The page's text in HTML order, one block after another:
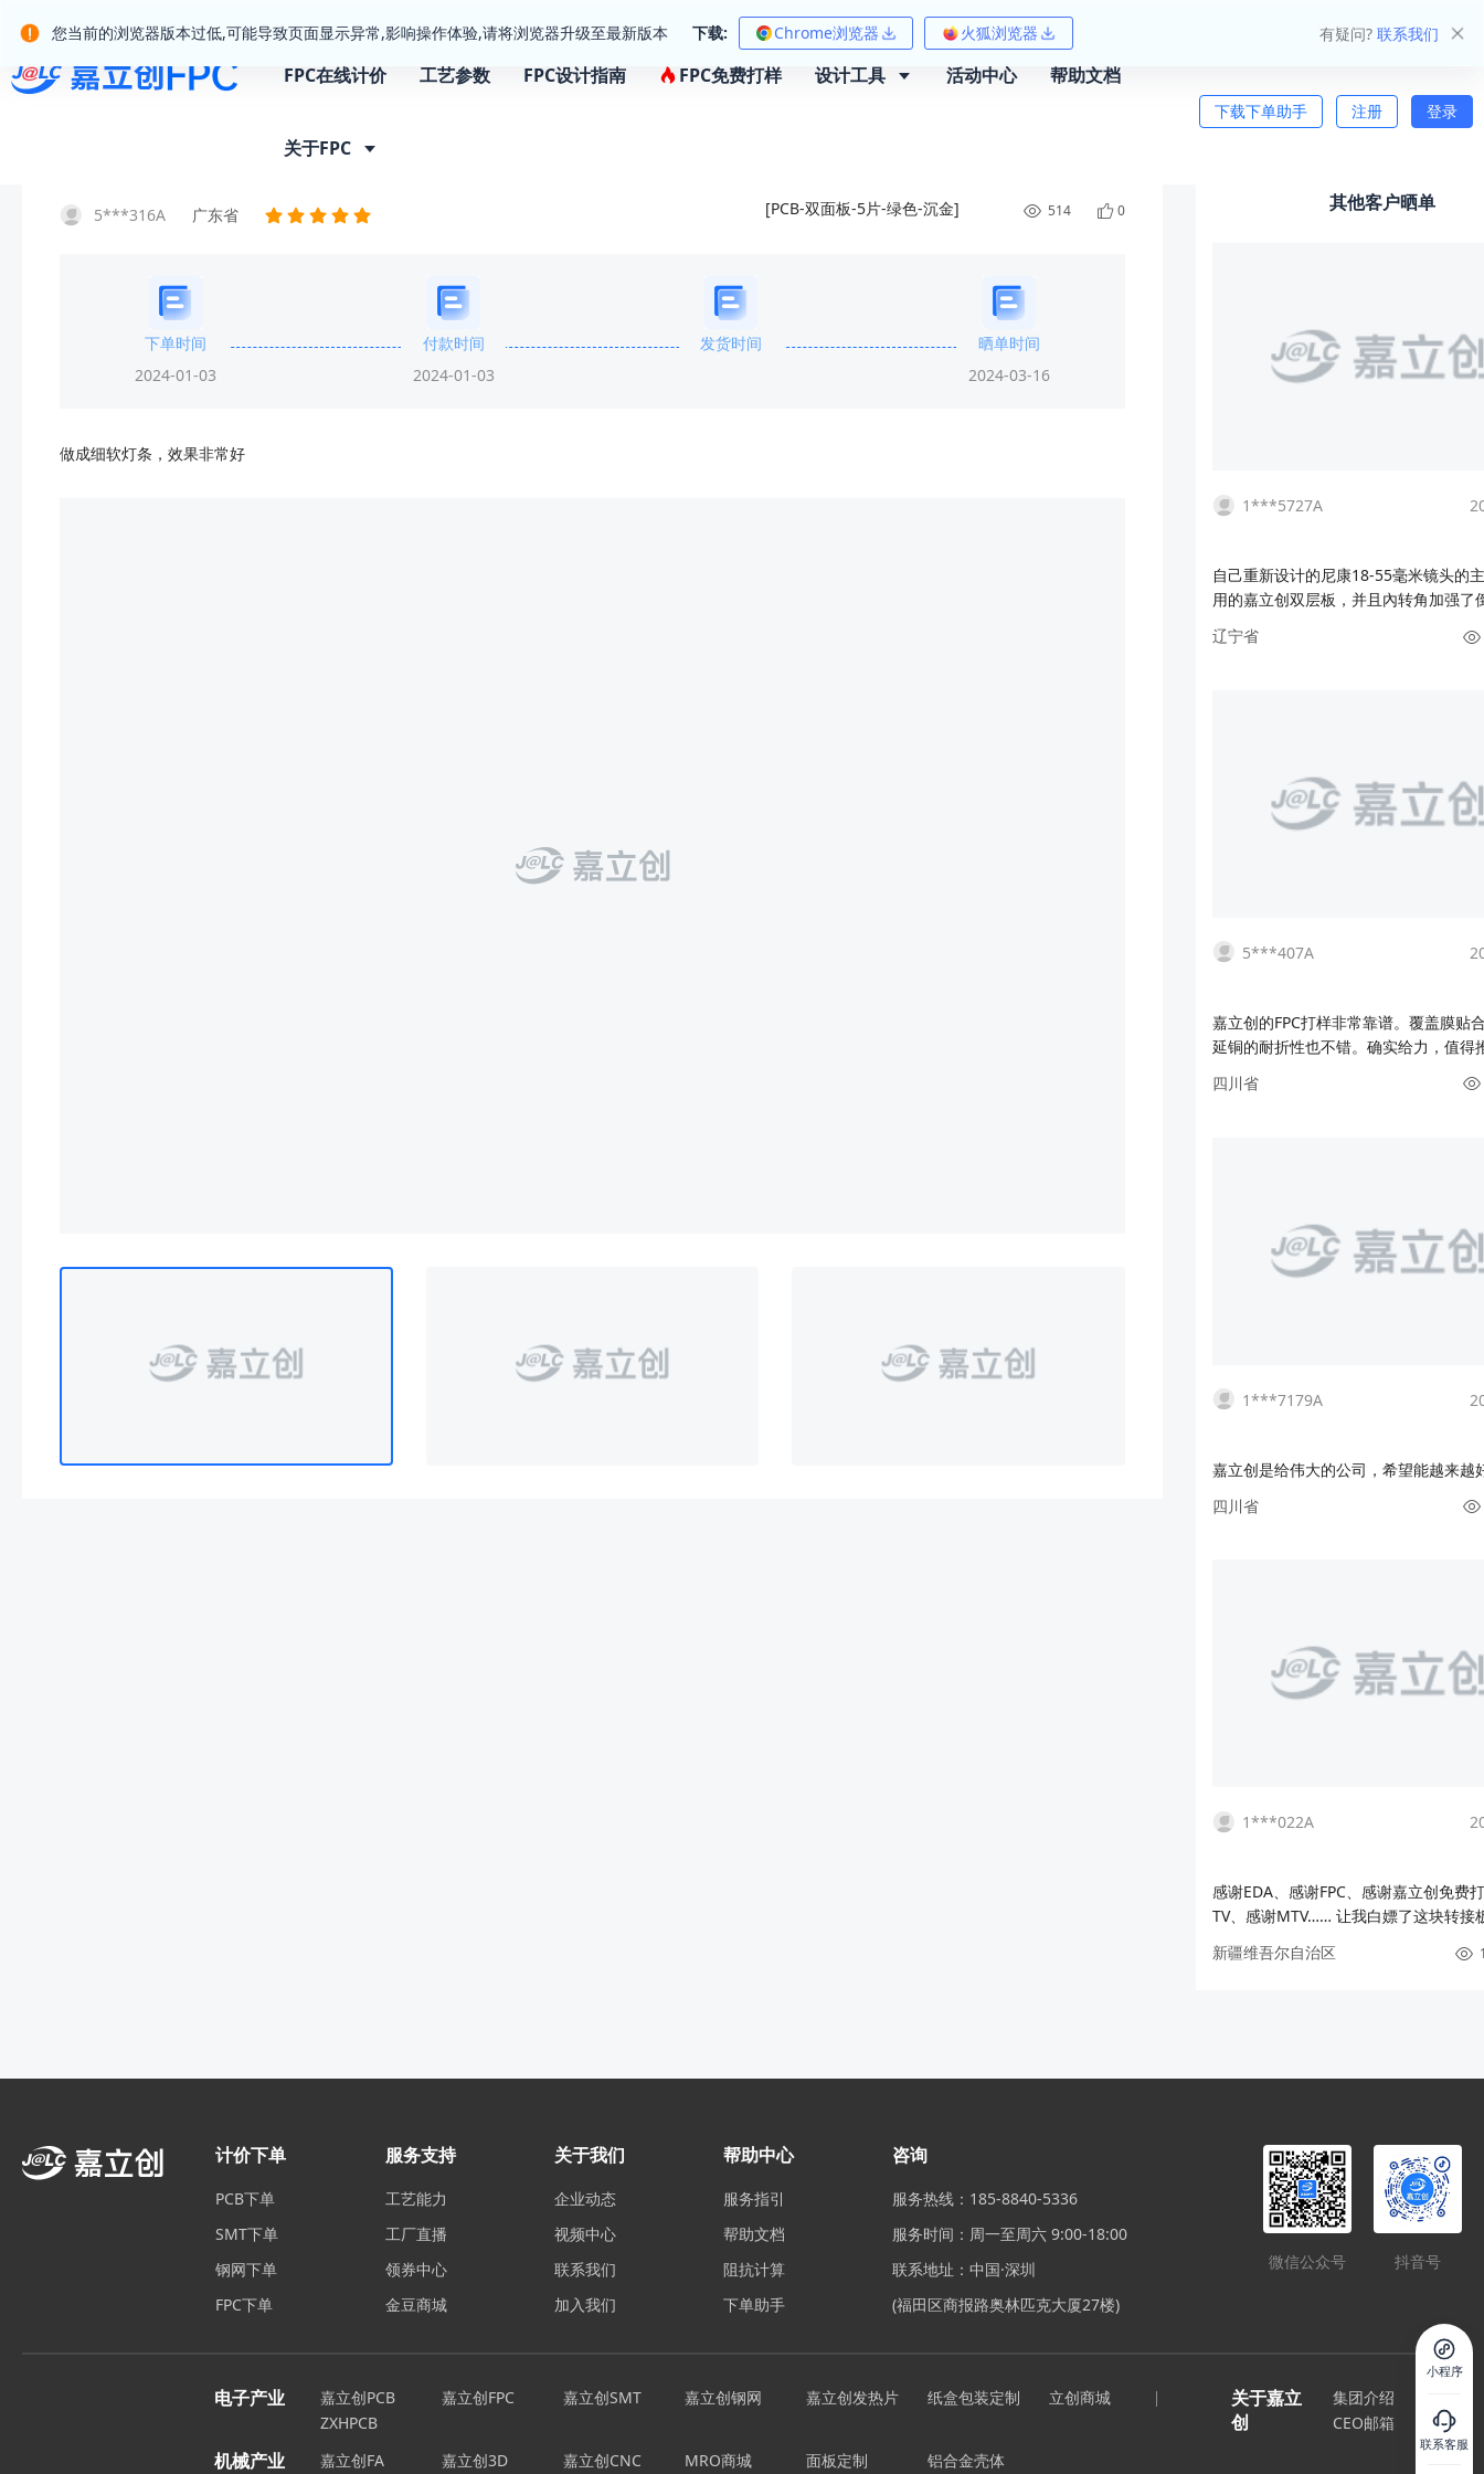
您当前的浏览器版本过低,可能导致页面显示异常,影响操作体验,请将浏览器升级至最新版本 下载: Chrome浏览器 火狐浏览器 有疑问? 联系我们
嘉立创产业服务站群
FPC在线计价 工艺参数 FPC设计指南 FPC免费打样 设计工具 活动中心 帮助文档
关于FPC
下载下单助手 注册 登录
小程序
联系客服
5***316A 广东省 [PCB-双面板-5片-绿色-沉金] 514 0
下单时间
2024-01-03
付款时间
2024-01-03
发货时间
晒单时间
2024-03-16
做成细软灯条，效果非常好
其他客户晒单
1***5727A
自己重新设计的尼康18-55毫米镜头的
用的嘉立创双层板，并且內转角加强了
原装的"易撕贴"好多了，嘉立创的FPC
错，很多以前想做但做不了的设计都变
辽宁省
5***407A
嘉立创的FPC打样非常靠谱。覆盖膜贴
延铜的耐折性也不错。确实给力，值得
四川省
1***7179A
嘉立创是给伟大的公司，希望能越来越
四川省
1***022A
感谢EDA、感谢FPC、感谢嘉立创免费
TV、感谢MTV…… 让我白嫖了这块转接
掉了乱七八遭的飞线，治好了多年的强
前手上还有好些，买过某宝上12块包邮
新疆维吾尔自治区
计价下单
PCB下单
SMT下单
钢网下单
FPC下单
服务支持
工艺能力
工厂直播
领券中心
金豆商城
关于我们
企业动态
视频中心
联系我们
加入我们
帮助中心
服务指引
帮助文档
阻抗计算
下单助手
咨询
服务热线：185-8840-5336
服务时间：周一至周六 9:00-18:00
联系地址：中国·深圳
(福田区商报路奥林匹克大厦27楼)
微信公众号 抖音号
电子产业 嘉立创PCB 嘉立创FPC 嘉立创SMT 嘉立创钢网 嘉立创发热片 纸盒包装定制
立创商城
ZXHPCB
关于嘉立
创
集团介绍
CEO邮箱
机械产业 嘉立创FA 嘉立创3D 嘉立创CNC MRO商城 面板定制 铝合金壳体